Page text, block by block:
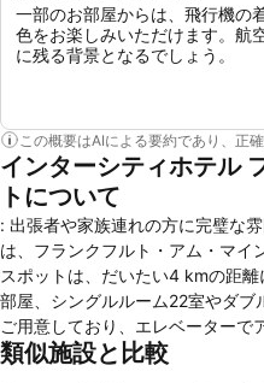
一部のお部屋からは、飛行機の
色をお楽しみいただけます。航
に残る背景となるでしょう。
この概要はAIによる要約であり、正
インターシティホテル
トについて
: 出張者や家族連れの方に完璧な
は、フランクフルト・アム・マイ
スポットは、だいたい4 kmの距
部屋、シングルルーム22室やダ
ご用意しており、エレベーターで
フレンドリーなスタッフがどのよ
類似施設と比較